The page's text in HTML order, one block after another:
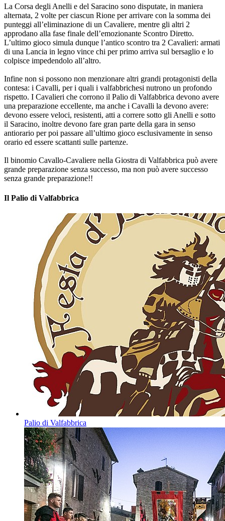
La Corsa degli Anelli e del Saracino sono disputate, in maniera
alternata, 2 volte per ciascun Rione per arrivare con la somma dei
punteggi all’eliminazione di un Cavaliere, mentre gli altri 2
approdano alla fase finale dell’emozionante Scontro Diretto.
L’ultimo gioco simula dunque l’antico scontro tra 2 Cavalieri: armati
di una Lancia in legno vince chi per primo arriva sul bersaglio e lo
colpisce impedendolo all’altro.
Infine non si possono non menzionare altri grandi protagonisti della
contesa: i Cavalli, per i quali i valfabbrichesi nutrono un profondo
rispetto. I Cavalieri che corrono il Palio di Valfabbrica devono avere
una preparazione eccellente, ma anche i Cavalli la devono avere:
devono essere veloci, resistenti, atti a correre sotto gli Anelli e sotto
il Saracino, inoltre devono fare gran parte della gara in senso
antiorario per poi passare all’ultimo gioco esclusivamente in senso
orario ed essere scattanti sulle partenze.
Il binomio Cavallo-Cavaliere nella Giostra di Valfabbrica può avere
grande preparazione senza successo, ma non può avere successo
senza grande preparazione!!
Il Palio di Valfabbrica
Palio di Valfabbrica